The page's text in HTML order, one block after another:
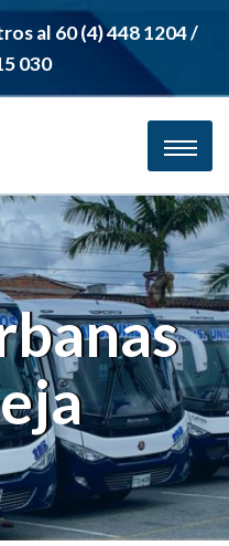
al 60 (4) 448 1204 /
030